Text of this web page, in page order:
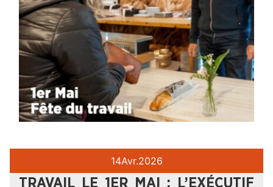
14Avr.2026
TRAVAIL LE 1ER MAI : L’EXÉCUTIF